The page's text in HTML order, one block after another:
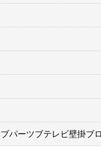
パーツブテレビ壁掛ブ